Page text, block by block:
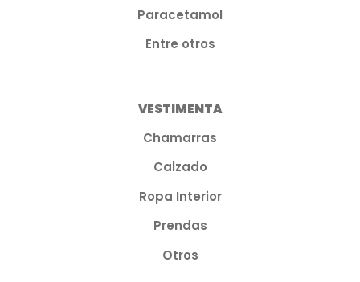
Paracetamol
Entre otros
VESTIMENTA
Chamarras
Calzado
Ropa Interior
Prendas
Otros